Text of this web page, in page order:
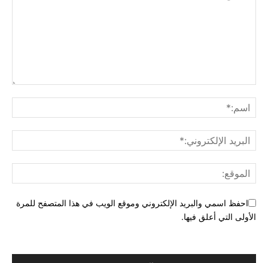
احفظ اسمي والبريد الإلكتروني وموقع الويب في هذا المتصفح للمرة
الأولى التي أعلق فيها.